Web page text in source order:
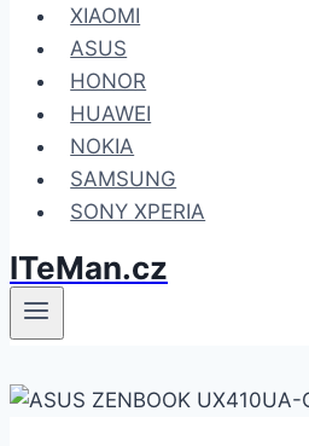
XIAOMI
ASUS
HONOR
HUAWEI
NOKIA
SAMSUNG
SONY XPERIA
ITeMan.cz